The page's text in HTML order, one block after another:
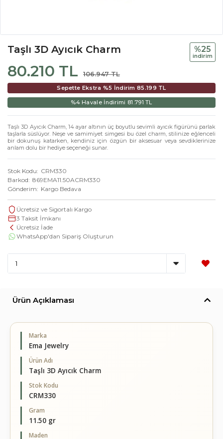
Taşlı 3D Ayıcık Charm
80.210 TL 106.947 TL
%25
i̇ndi̇ri̇m
Sepette Ekstra %5 İndirim85.199 TL
%4 Havale İndirimi 81.791 TL
Taşlı 3D Ayıcık Charm, 14 ayar altının üç boyutlu sevimli ayıcık figürünü parlak
taşlarla süslüyor. Neşe ve samimiyet simgesi bu özel charm, stilinize eğlenceli
bir dokunuş katarken, kendiniz için özgün bir aksesuar veya sevdiklerinize
anlam dolu bir hediye seçeneği sunar.
Stok Kodu
CRM330
Barkod 869EMA11.50ACRM330
Gönderim
Kargo Bedava
Ücretsiz ve Sigortalı Kargo
3 Taksit İmkanı
Ücretsiz İade
WhatsApp'dan Sipariş Oluşturun
Ürün Açıklaması
Marka
Ema Jewelry
Ürün Adı
Taşlı 3D Ayıcık Charm
Stok Kodu
CRM330
Gram
11.50 gr
Maden